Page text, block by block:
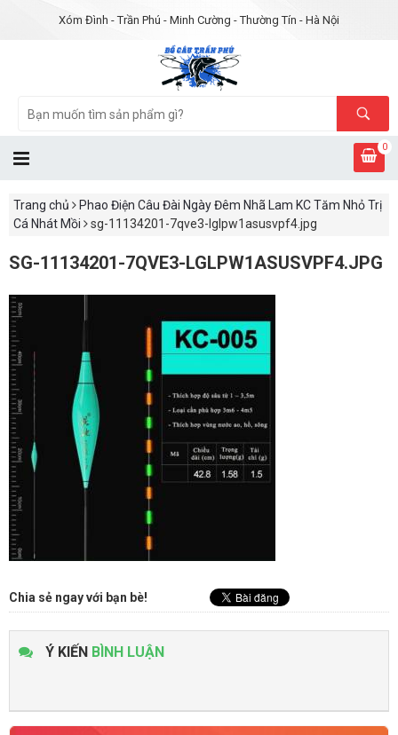
Xóm Đình - Trần Phú - Minh Cường - Thường Tín - Hà Nội
0
Trang chủ
Phao Điện Câu Đài Ngày Đêm Nhã Lam KC Tăm Nhỏ Trị
Cá Nhát Mồi
sg-11134201-7qve3-lglpw1asusvpf4.jpg
SG-11134201-7QVE3-LGLPW1ASUSVPF4.JPG
Chia sẻ ngay với bạn bè!
Ý KIẾN BÌNH LUẬN